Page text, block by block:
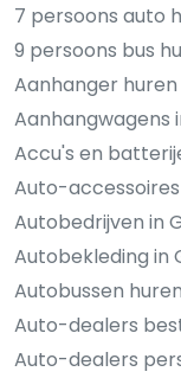
7 persoons auto
9 persoons bus
Aanhanger
Aanhangwagens
Accu's en
Auto-
Autobedrijven in
Autobekleding in
Autobussen
Auto-dealers
Auto-dealers